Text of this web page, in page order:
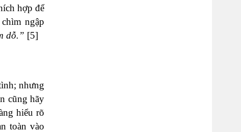
hợp để
ngập
dỗ.” [5]
nhưng
cũng hãy
hiểu rõ
toàn vào